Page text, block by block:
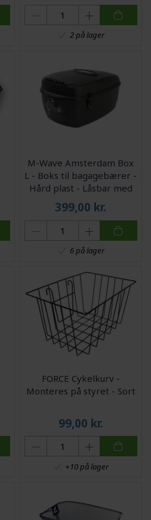
2 på lager
M-Wave Amsterdam Box
L - Boks til bagagebærer -
Hård plast - Låsbar med
nøgle - Sort
399,00 kr.
6 på lager
FORCE Cykelkurv -
Monteres på styret - Sort
99,00 kr.
+10 på lager